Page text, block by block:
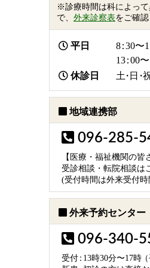
※診療時間は科によっ
で、 外来診察表をご確認
平日 8：30〜1
13：00〜
休診日
土・日・
地域連携部
096-285-
【医療・福祉機関の皆
受診相談・転院相談は
(受付時間は外来受付
外来予約センター
096-340-
受付： 13時30分〜17時（